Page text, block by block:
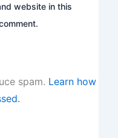
website in this
spam. Learn how